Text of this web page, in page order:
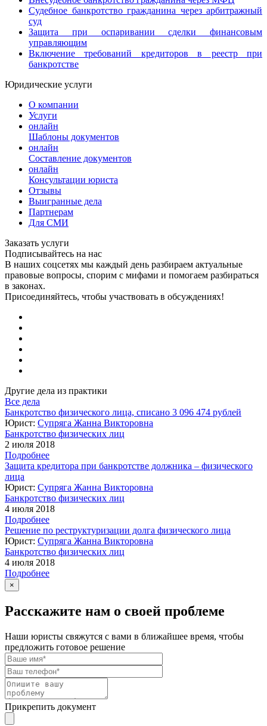
Судебное банкротство гражданина через арбитражный
суд
Защита при оспаривании сделки финансовым
управляющим
Включение требований кредиторов в реестр при
банкротстве
Юридические услуги
О компании
Услуги
онлайн
Шаблоны документов
онлайн
Составление документов
онлайн
Консультации юриста
Отзывы
Выигранные дела
Партнерам
Для СМИ
Заказать услуги
Подписывайтесь на нас
В наших соцсетях мы каждый день разбираем актуальные
правовые вопросы, спорим с мифами и помогаем разбираться
в законах.
Присоединяйтесь, чтобы участвовать в обсуждениях!
Другие дела из практики
Все дела
Банкротство физического лица, списано 3 096 474 рублей
Юрист: Супряга Жанна Викторовна
Банкротство физических лиц
2 июля 2018
Подробнее
Защита кредитора при банкротстве должника – физического
лица
Юрист: Супряга Жанна Викторовна
Банкротство физических лиц
4 июля 2018
Подробнее
Решение по реструктуризации долга физического лица
Юрист: Супряга Жанна Викторовна
Банкротство физических лиц
4 июля 2018
Подробнее
×
Расскажите нам о своей проблеме
Наши юристы свяжутся с вами в ближайшее время, чтобы
предложить готовое решение
Прикрепить документ